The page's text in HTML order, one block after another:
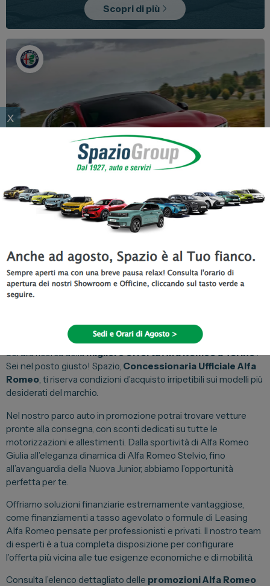
Scopri di più
Nuova Alfa Romeo Tonale 130CV
in pronta consegna
Valida fino al31 Agosto 2026
Scopri di più
Sei alla ricerca dellamigliore offerta Alfa Romeo a Torino?
Sei nel posto giusto! Spazio, Concessionaria Ufficiale Alfa
Romeo, ti riserva condizioni d’acquisto irripetibili sui modelli più
desiderati del marchio.
Nel nostro parco auto in promozione potrai trovare vetture
pronte alla consegna, con sconti dedicati su tutte le
motorizzazioni e allestimenti. Dalla sportività di Alfa Romeo
Giulia all’eleganza dinamica di Alfa Romeo Stelvio, fino
all’avanguardia della Nuova Junior, abbiamo l’opportunità
perfetta per te.
Offriamo soluzioni finanziarie estremamente vantaggiose,
come finanziamenti a tasso agevolato o formule di Leasing
Alfa Romeo pensate per professionisti e privati. Il nostro team
di esperti è a tua completa disposizione per configurare
l’offerta più vicina alle tue esigenze economiche e di mobilità.
Consulta l’elenco dettagliato delle promozioni Alfa Romeo
x